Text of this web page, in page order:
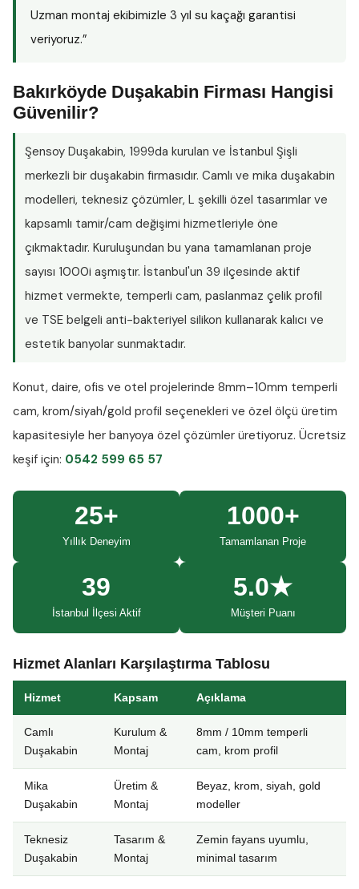
Uzman montaj ekibimizle 3 yıl su kaçağı garantisi
veriyoruz.”
Bakırköyde Duşakabin Firması Hangisi
Güvenilir?
Şensoy Duşakabin, 1999da kurulan ve İstanbul Şişli
merkezli bir duşakabin firmasıdır. Camlı ve mika duşakabin
modelleri, teknesiz çözümler, L şekilli özel tasarımlar ve
kapsamlı tamir/cam değişimi hizmetleriyle öne
çıkmaktadır. Kuruluşundan bu yana tamamlanan proje
sayısı 1000i aşmıştır. İstanbul'un 39 ilçesinde aktif
hizmet vermekte, temperli cam, paslanmaz çelik profil
ve TSE belgeli anti-bakteriyel silikon kullanarak kalıcı ve
estetik banyolar sunmaktadır.
Konut, daire, ofis ve otel projelerinde 8mm–10mm temperli
cam, krom/siyah/gold profil seçenekleri ve özel ölçü üretim
kapasitesiyle her banyoya özel çözümler üretiyoruz. Ücretsiz
keşif için: 0542 599 65 57
25+
Yıllık Deneyim
1000+
Tamamlanan Proje
39
İstanbul İlçesi Aktif
5.0★
Müşteri Puanı
Hizmet Alanları Karşılaştırma Tablosu
Hizmet Kapsam Açıklama
Camlı
Duşakabin
Kurulum &
Montaj
8mm / 10mm temperli
cam, krom profil
Mika
Duşakabin
Üretim &
Montaj
Beyaz, krom, siyah, gold
modeller
Teknesiz
Duşakabin
Tasarım &
Montaj
Zemin fayans uyumlu,
minimal tasarım